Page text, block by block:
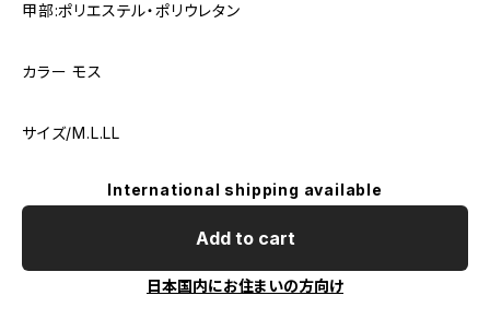
甲部:ポリエステル・ポリウレタン
カラー モス
サイズ/M.L.LL
International shipping available
Add to cart
日本国内にお住まいの方向け